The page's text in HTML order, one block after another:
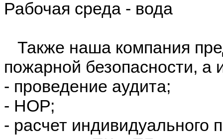
Рабочая среда - вода
Также наша компания
пожарной безопасности, а
- проведение аудита;
- НОР;
- расчет индивидуального